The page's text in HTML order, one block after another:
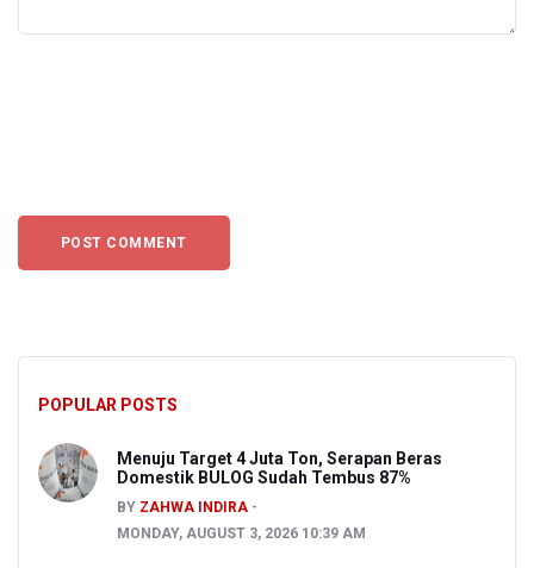
POPULAR POSTS
Menuju Target 4 Juta Ton, Serapan Beras
Domestik BULOG Sudah Tembus 87%
BY ZAHWA INDIRA
MONDAY, AUGUST 3, 2026 10:39 AM